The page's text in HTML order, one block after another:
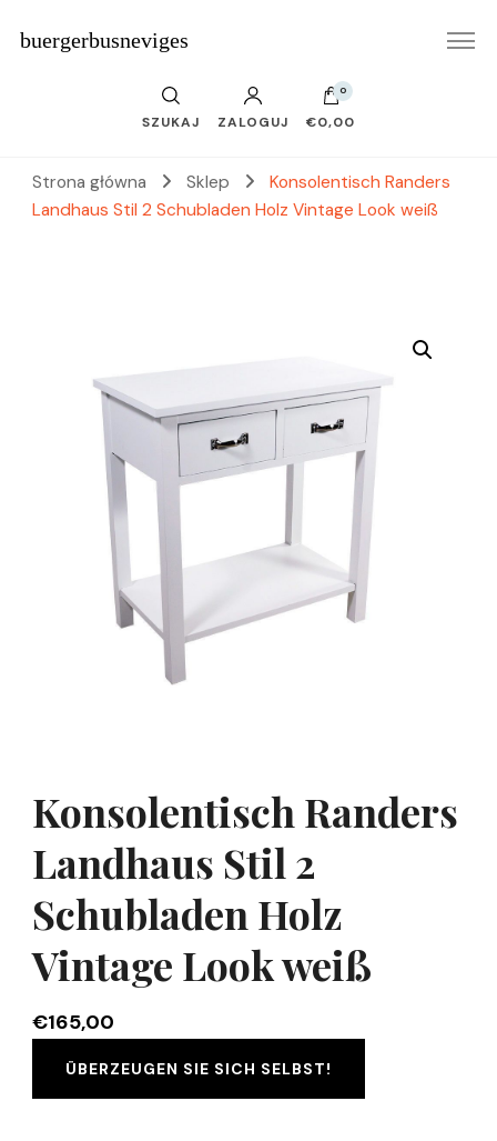
buergerbusneviges
SZUKAJ ZALOGUJ
0
€0,00
Strona główna Sklep
Konsolentisch Randers
Landhaus Stil 2 Schubladen Holz Vintage Look weiß
Konsolentisch Randers
Landhaus Stil 2
Schubladen Holz
Vintage Look weiß
€165,00
ÜBERZEUGEN SIE SICH SELBST!